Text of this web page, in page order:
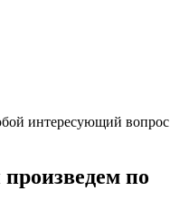
интересующий вопрос
по